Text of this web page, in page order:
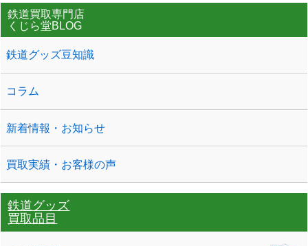
鉄道買取専門店
くじら堂BLOG
鉄道グッズ豆知識
コラム
新着情報・お知らせ
買取実績・お客様の声
鉄道グッズ
買取品目